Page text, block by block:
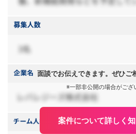
面談でお伝えできます。ぜひご
※一部非公開の場合がござ
案件について詳しく